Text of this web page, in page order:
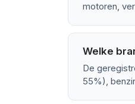
motoren,
Welke
De
55%),